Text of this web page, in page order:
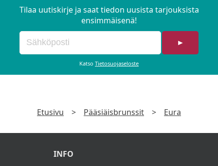
Tilaa uutiskirje ja saat tiedon uusista tarjouksista
ensimmäisenä!
►
Katso Tietosuojaseloste
Etusivu > Pääsiäisbrunssit > Eura
INFO